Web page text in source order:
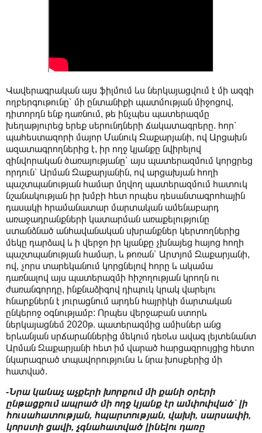
Վավերագրական այս ֆիլմում ևս ներկայացվում է մի ազգի
ողբերգութունը՝ մի ընտանիքի պատմության միջոցով,
դիտորդն ենք դառնում, թե ինչպես պատերազմը
խեղաթյուրեց երեք սերունդների ճակատագրերը. հոր՝
պահեստազորի մայոր Մանուկ Զաքարյանի, ով Արցախն
ազատագրողներից է, իր ողջ կյանքը նվիրելով
զինվորական ծառայությանը՝ այս պատերազմում կորցրեց
որդուն՝ Արման Զաքարյանին, ով արցախյան հողի
պաշտպանության համար մղվող պատերազմում հատուկ
նշանակության իր խմբի հետ որպես դեսանտագրոհային
դասակի հրամանատար մարտական ամենաբարդ
առաջադրանքների կատարման առաքելությունը
ստանձնած անհավանական սխրանքներ կերտողներից
մեկը դարձավ և ի վերջո իր կյանքը չխնայեց հայոց հողի
պաշտպանության համար, և թոռան՝ Արտյոմ Զաքարյանի,
ով, չորս տարեկանում կորցնելով հորը և ակամա
դառնալով այս պատերազմի հիշողության կրողն ու
ժառանգորդը, ինքնաձիգով դիպուկ կրակ վարելու
հնարքներն է յուրացնում արդեն հայրիկի մարտական
ընկերոջ օգնությամբ: Որպես վերջաբան ստորև
ներկայացնեմ 2020թ. պատերազմից ամիսներ անց
երևանյան սրճարաններից մեկում դեռևս ավագ լեյտենանտ
Արման Զաքարյանի հետ իմ վարած հարցազրույցից հետո
նկարագրած տպավորությունս և նրա խոսքերից մի
հատված.
-Նրա կանաչ աչքերի խորքում մի քանի օրերի
ընթացքում ապրած մի ողջ կյանք էր ամփոփված՝ լի
հուսահատության, հպարտության, վախի, սարսափի,
կորստի ցավի, չգնահատված լինելու դառը